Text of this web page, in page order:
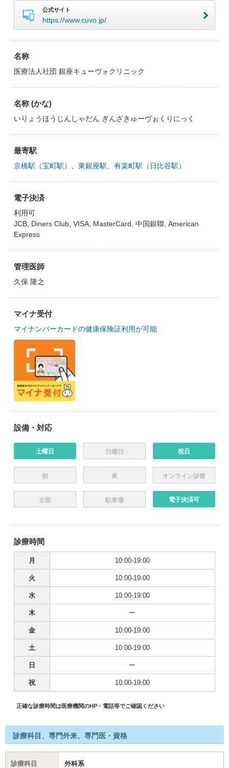
公式サイト
https://www.cuvo.jp/
名称
医療法人社団 銀座キューヴォクリニック
名称 (かな)
いりょうほうじんしゃだん ぎんざきゅーヴぉくりにっく
最寄駅
京橋駅（宝町駅） 東銀座駅 有楽町駅（日比谷駅）
電子決済
利用可
JCB, Diners Club, VISA, MasterCard, 中国銀聯, American
Express
管理医師
久保 隆之
マイナ受付
マイナンバーカードの健康保険証利用が可能
設備・対応
土曜日 日曜日 祝日
朝 夜 オンライン診療
女医 駐車場 電子決済可
診療時間
月 10:00-19:00
火 10:00-19:00
水 10:00-19:00
木 ー
金 10:00-19:00
土 10:00-19:00
日 ー
祝 10:00-19:00
正確な診療時間は医療機関のHP・電話等でご確認ください
診療科目、専門外来、専門医・資格
診療科目
外科系